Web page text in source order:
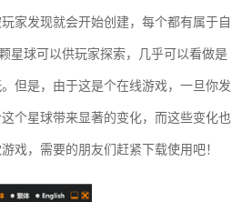
家发现就会开始创建，每个都有属于自
星球可以供玩家探索，几乎可以看做是
但是，由于这是个在线游戏，一旦你发
个星球带来显著的变化，而这些变化也
戏，需要的朋友们赶紧下载使用吧！